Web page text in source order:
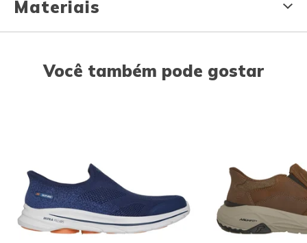
Materiais
Você também pode gostar